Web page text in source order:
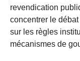
revendication
concentrer le
sur les règles
mécanismes de